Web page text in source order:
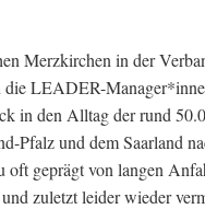
Merzkirchen in der
LEADER-
in den Alltag der rund
Pfalz und dem Saarland
oft geprägt von langen
zuletzt leider wieder